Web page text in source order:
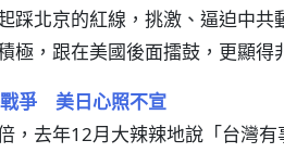
踩北京的紅線，挑激、逼迫中共
，跟在美國後面擂鼓，更顯得
爭 美日心照不宣
，去年12月大辣辣地說「台灣